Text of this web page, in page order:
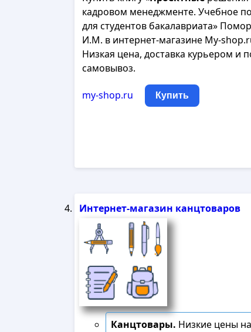
кадровом менеджменте. Учебное
для студентов бакалавриата»
И.М. в интернет-магазине My-
Низкая цена, доставка курьером и
самовывоз.
my-shop.ru Купить
Интернет-магазин канцтоваров
Канцтовары. Низкие цены на